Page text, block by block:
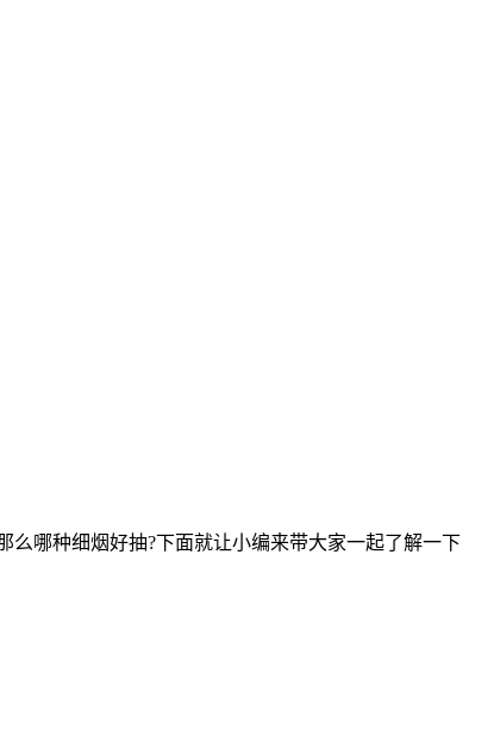
哪种细烟好抽?下面就让小编来带大家一起了解一下